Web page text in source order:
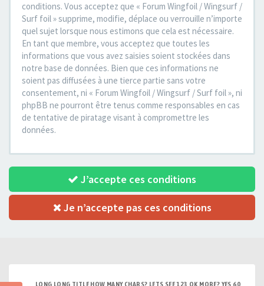
conditions. Vous acceptez que « Forum Wingfoil / Wingsurf /
Surf foil » supprime, modifie, déplace ou verrouille n’importe
quel sujet lorsque nous estimons que cela est nécessaire.
En tant que membre, vous acceptez que toutes les
informations que vous avez saisies soient stockées dans
notre base de données. Bien que ces informations ne
soient pas diffusées à une tierce partie sans votre
consentement, ni « Forum Wingfoil / Wingsurf / Surf foil », ni
phpBB ne pourront être tenus comme responsables en cas
de tentative de piratage visant à compromettre les
données.
J’accepte ces conditions
Je n’accepte pas ces conditions
LONG LONG TITLE HOW MANY CHARS? LETS SEE 123 OK MORE? YES 60